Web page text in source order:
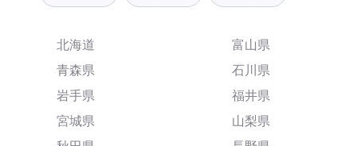
北海道
青森県
岩手県
宮城県
富山県
石川県
福井県
山梨県